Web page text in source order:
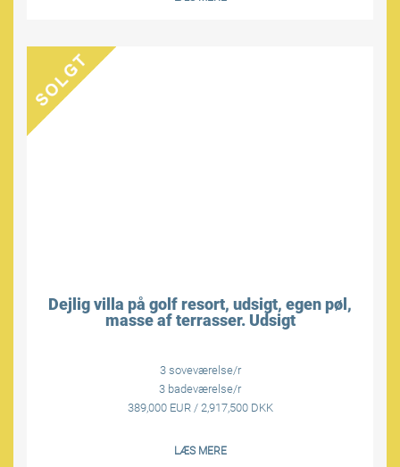
Dejlig villa på golf resort, udsigt, egen pøl,
masse af terrasser. Udsigt
3 soveværelse/r
3 badeværelse/r
389,000 EUR / 2,917,500 DKK
LÆS MERE